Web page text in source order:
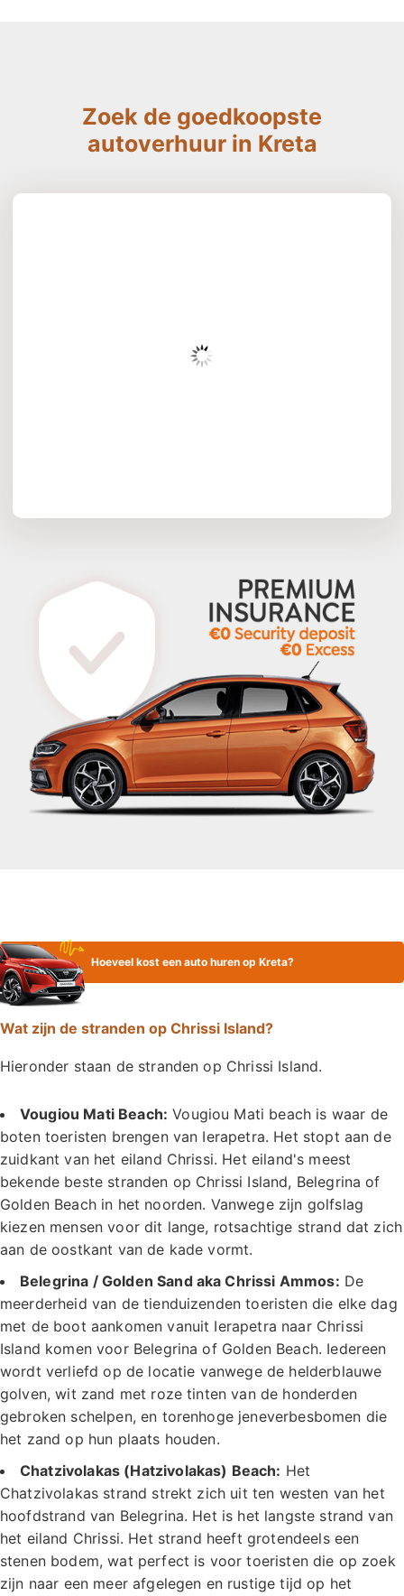
Zoek de goedkoopste
autoverhuur in Kreta
Hoeveel kost een auto huren op Kreta?
Wat zijn de stranden op Chrissi Island?
Hieronder staan de stranden op Chrissi Island.
Vougiou Mati Beach: Vougiou Mati beach is waar de
boten toeristen brengen van Ierapetra. Het stopt aan de
zuidkant van het eiland Chrissi. Het eiland's meest
bekende beste stranden op Chrissi Island, Belegrina of
Golden Beach in het noorden. Vanwege zijn golfslag
kiezen mensen voor dit lange, rotsachtige strand dat zich
aan de oostkant van de kade vormt.
Belegrina / Golden Sand aka Chrissi Ammos: De
meerderheid van de tienduizenden toeristen die elke dag
met de boot aankomen vanuit Ierapetra naar Chrissi
Island komen voor Belegrina of Golden Beach. Iedereen
wordt verliefd op de locatie vanwege de helderblauwe
golven, wit zand met roze tinten van de honderden
gebroken schelpen, en torenhoge jeneverbesbomen die
het zand op hun plaats houden.
Chatzivolakas (Hatzivolakas) Beach: Het
Chatzivolakas strand strekt zich uit ten westen van het
hoofdstrand van Belegrina. Het is het langste strand van
het eiland Chrissi. Het strand heeft grotendeels een
stenen bodem, wat perfect is voor toeristen die op zoek
zijn naar een meer afgelegen en rustige tijd op het